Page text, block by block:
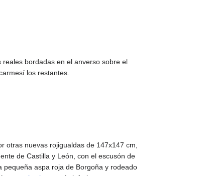
bordadas en el anverso sobre el
los restantes.
otras nuevas rojigualdas de 147x147 cm,
de Castilla y León, con el escusón de
aspa roja de Borgoña y rodeado